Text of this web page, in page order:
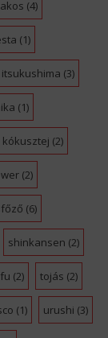
(4)
(1)
itsukushima (3)
(1)
kókusztej (2)
(2)
(6)
shinkansen (2)
(2) tojás (2)
(1) urushi (3)